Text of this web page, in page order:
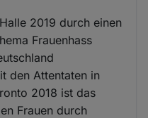
2019 durch einen
Frauenhass
den Attentaten in
2018 ist das
Frauen durch